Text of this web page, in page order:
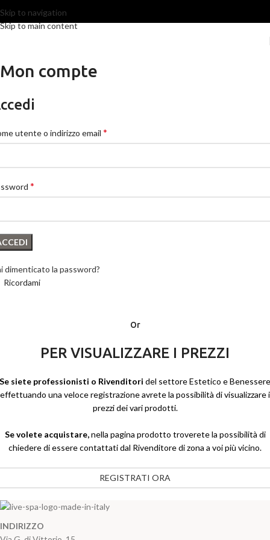
Skip to navigation
Skip to main content
Mon compte
utente o indirizzo email *
*
dimenticato la password?
Ricordami
Or
PER VISUALIZZARE I PREZZI
Se siete professionisti o Rivenditori del settore Estetico e Benessere
effettuando una veloce registrazione avrete la possibilità di visualizzare i
prezzi dei vari prodotti.
Se volete acquistare,nella pagina prodotto troverete la possibilità di
chiedere di essere contattati dal Rivenditore di zona a voi più vicino.
REGISTRATI ORA
INDIRIZZO